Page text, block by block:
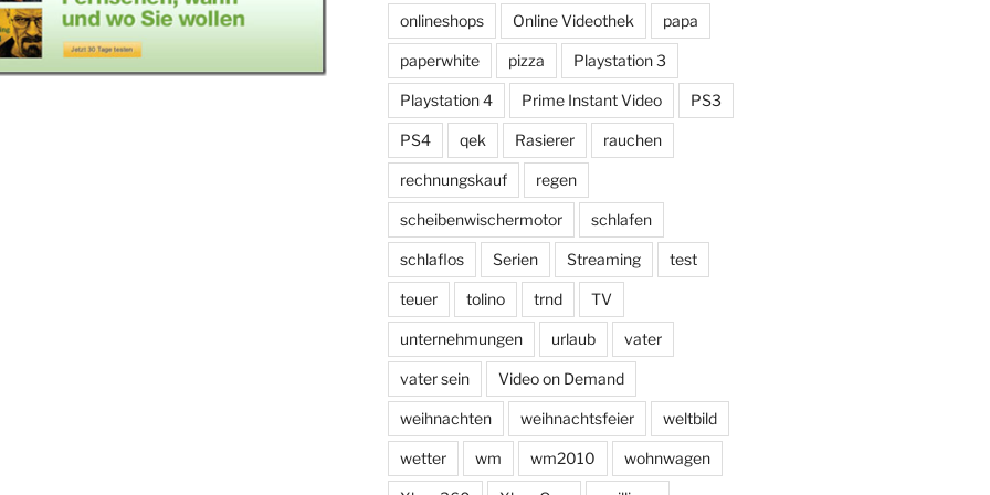
onlineshops Online Videothek papa
paperwhite pizza Playstation 3
Playstation 4 Prime Instant Video PS3
PS4 qek Rasierer rauchen
rechnungskauf regen
scheibenwischermotor schlafen
schlaflos Serien Streaming test
teuer tolino trnd TV
unternehmungen urlaub vater
vater sein Video on Demand
weihnachten weihnachtsfeier weltbild
wetter wm wm2010 wohnwagen